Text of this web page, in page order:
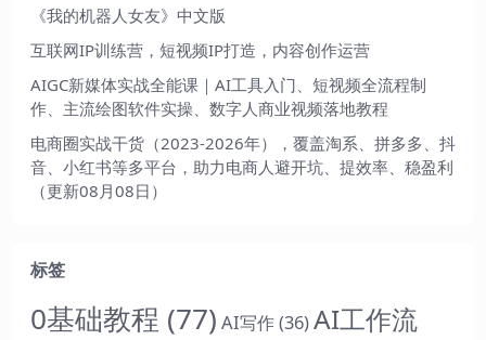
《我的机器人女友》中文版
互联网IP训练营，短视频IP打造，内容创作运营
AIGC新媒体实战全能课｜AI工具入门、短视频全流程制
作、主流绘图软件实操、数字人商业视频落地教程
电商圈实战干货（2023-2026年），覆盖淘系、拼多多、抖
音、小红书等多平台，助力电商人避开坑、提效率、稳盈利
（更新08月08日）
标签
0基础教程 (77) AI写作(36)AI工作流